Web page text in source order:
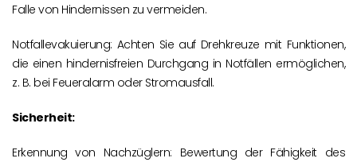
Falle von Hindernissen zu vermeiden.
Notfallevakuierung: Achten Sie auf Drehkreuze mit Funktionen,
die einen hindernisfreien Durchgang in Notfällen ermöglichen,
z. B. bei Feueralarm oder Stromausfall.
Sicherheit:
Erkennung von Nachzüglern: Bewertung der Fähigkeit des